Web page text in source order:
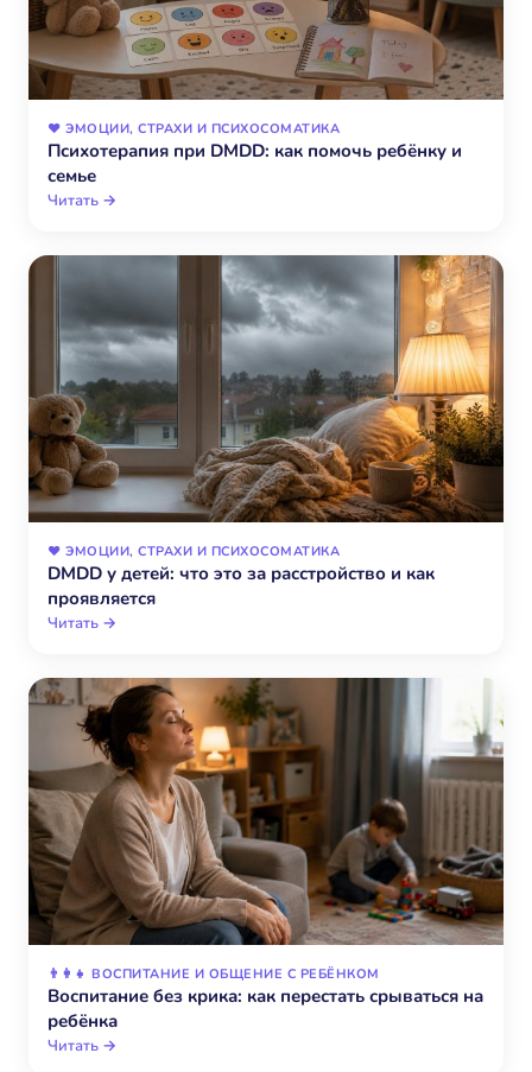
❤️ ЭМОЦИИ, СТРАХИ И ПСИХОСОМАТИКА
Психотерапия при DMDD: как помочь ребёнку и
семье
Читать →
❤️ ЭМОЦИИ, СТРАХИ И ПСИХОСОМАТИКА
DMDD у детей: что это за расстройство и как
проявляется
Читать →
👨‍👩‍👧 ВОСПИТАНИЕ И ОБЩЕНИЕ С РЕБЁНКОМ
Воспитание без крика: как перестать срываться на
ребёнка
Читать →